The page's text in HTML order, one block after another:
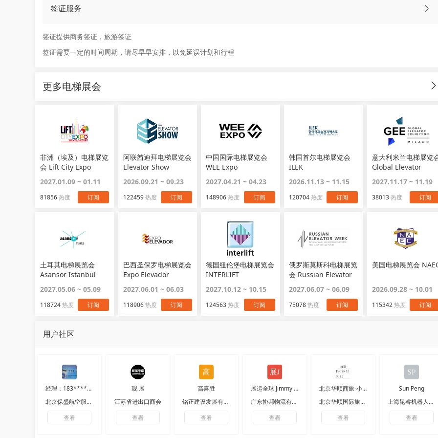
签证服务
签证提供商务签证，旅游签证
签证需要一定的时间周期，请尽早早安排，以免延误计划和行程
更多电梯展会
非洲（埃及）电梯展览
会 Lift City Expo
2027.01.09 ~ 01.11
81856热度 订阅
阿联酋迪拜电梯展览会
Elevator Show
2026.09.21 ~ 09.23
122459热度 订阅
中国国际电梯展览会
WEE Expo
2027.04.21 ~ 04.23
148906热度 订阅
韩国首尔电梯展览会
ILEK
2026.11.13 ~ 11.15
120704热度 订阅
意大利米兰电梯展览
Global Elevator
2027.11.17 ~ 11.19
38013热度 订阅
土耳其电梯展览会
Asansör Istanbul
2027.05.06 ~ 05.09
118724热度 订阅
巴西圣保罗电梯展览会
Expo Elevador
2027.06.01 ~ 06.03
118906热度 订阅
德国纽伦堡电梯展览会
INTERLIFT
2027.10.12 ~ 10.15
124563热度 订阅
俄罗斯莫斯科电梯展览
会 Russian Elevator
2027.06.07 ~ 06.09
75078热度 订阅
美国电梯展览会
2026.09.28 ~ 10.01
115342热度 订阅
用户社区
经理：183****1912
北京保盛航空服务有限公司
查看
观 展
江苏省进出口商会
查看
高喜胜
铭正建设发展有限公司
查看
展运全球 Jimmy 运
广东协邦物流有限公司
查看
北京华顺商旅-小梁
北京华顺国际旅行社有限公司
查看
Sun Peng
上海昆睿机器人有限公司
查看